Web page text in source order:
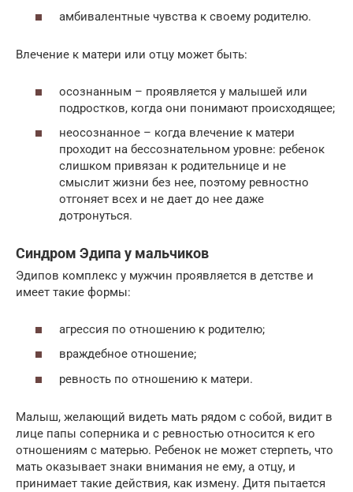
амбивалентные чувства к своему родителю.
Влечение к матери или отцу может быть:
осознанным – проявляется у малышей или
подростков, когда они понимают происходящее;
неосознанное – когда влечение к матери
проходит на бессознательном уровне: ребенок
слишком привязан к родительнице и не
смыслит жизни без нее, поэтому ревностно
отгоняет всех и не дает до нее даже
дотронуться.
Синдром Эдипа у мальчиков
Эдипов комплекс у мужчин проявляется в детстве и
имеет такие формы:
агрессия по отношению к родителю;
враждебное отношение;
ревность по отношению к матери.
Малыш, желающий видеть мать рядом с собой, видит в
лице папы соперника и с ревностью относится к его
отношениям с матерью. Ребенок не может стерпеть, что
мать оказывает знаки внимания не ему, а отцу, и
принимает такие действия, как измену. Дитя пытается